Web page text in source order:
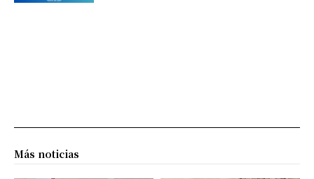
Más noticias